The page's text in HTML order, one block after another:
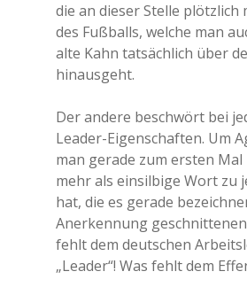
die an dieser Stelle
des Fußballs, welche man
alte Kahn tatsächlich über
hinausgeht.
Der andere beschwört bei
Leader-Eigenschaften. Um
man gerade zum ersten
mehr als einsilbige Wort zu
hat, die es gerade
Anerkennung
fehlt dem deutschen
„Leader“! Was fehlt dem